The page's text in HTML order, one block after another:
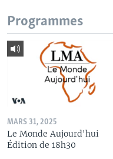
Programmes
MARS 31, 2025
Le Monde Aujourd'hui
Édition de 18h30